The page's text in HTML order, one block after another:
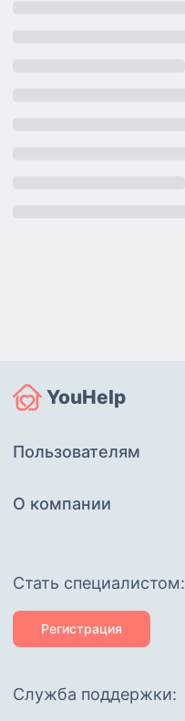
YouHelp
Пользователям
О компании
Cтать специалистом:
Регистрация
Служба поддержки: